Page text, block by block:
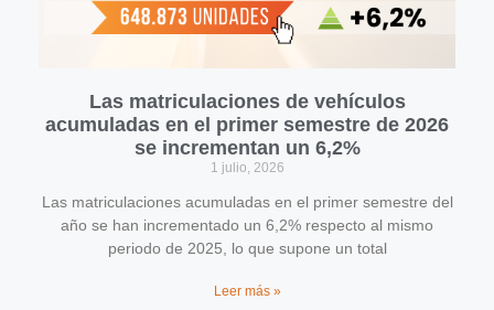
Las matriculaciones de vehículos
acumuladas en el primer semestre de 2026
se incrementan un 6,2%
1 julio, 2026
Las matriculaciones acumuladas en el primer semestre del
año se han incrementado un 6,2% respecto al mismo
periodo de 2025, lo que supone un total
Leer más »